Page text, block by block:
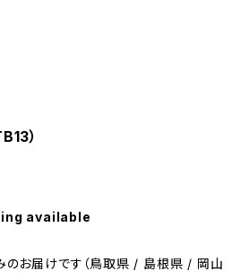
）
available
のお届けです（鳥取県 / 島根県 / 岡山